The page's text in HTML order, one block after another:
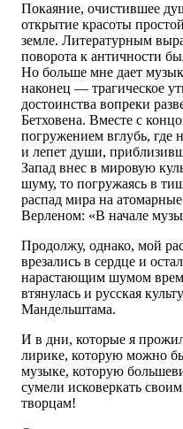
Покаяние, очистившее
открытие красоты
земле. Литературным
поворота к античности
Но больше мне дает
наконец — трагическое
достоинства вопреки
Бетховена. Вместе с
погружением вглубь, где
и лепет души,
Запад внес в мировую
шуму, то погружаясь в
распад мира на
Верленом: «В начале
Продолжу, однако, мой
врезались в сердце и
нарастающим шумом
втянулась и русская
Мандельштама.
И в дни, которые я
лирике, которую можно
музыке, которую
сумели исковеркать
творцам!